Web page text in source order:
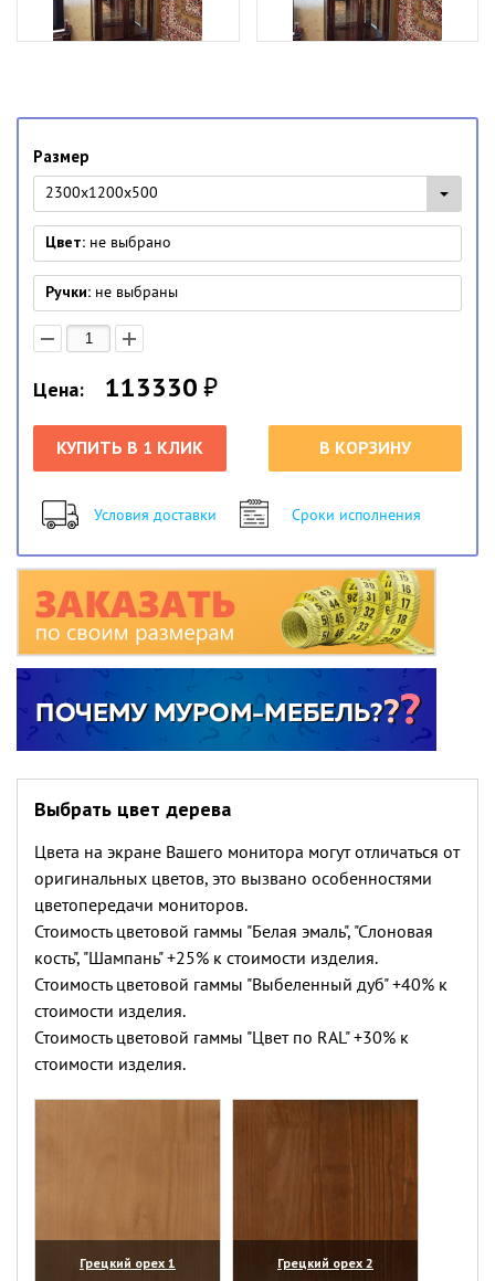
Размер
2300x1200x500
Цвет: не выбрано
Ручки: не выбраны
Цена: 113330₽
КУПИТЬ В 1 КЛИК В КОРЗИНУ
Условия доставки Сроки исполнения
Выбрать цвет дерева
Цвета на экране Вашего монитора могут отличаться от
оригинальных цветов, это вызвано особенностями
цветопередачи мониторов.
Стоимость цветовой гаммы "Белая эмаль", "Слоновая
кость", "Шампань" +25% к стоимости изделия.
Стоимость цветовой гаммы "Выбеленный дуб" +40% к
стоимости изделия.
Стоимость цветовой гаммы "Цвет по RAL" +30% к
стоимости изделия.
Грецкий орех 1
Грецкий орех 2